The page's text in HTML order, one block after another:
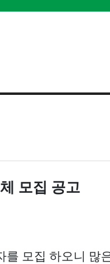
모집 공고
모집 하오니 많